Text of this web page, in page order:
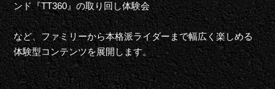
ンド『TT360』の取り回し体験会
など、ファミリーから本格派ライダーまで幅広く楽しめる
体験型コンテンツを展開します。